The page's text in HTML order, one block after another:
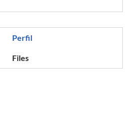
Perfil
Files